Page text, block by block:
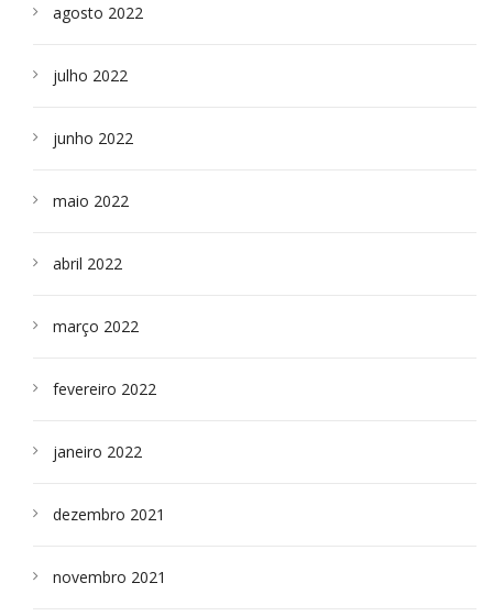
agosto 2022
julho 2022
junho 2022
maio 2022
abril 2022
março 2022
fevereiro 2022
janeiro 2022
dezembro 2021
novembro 2021